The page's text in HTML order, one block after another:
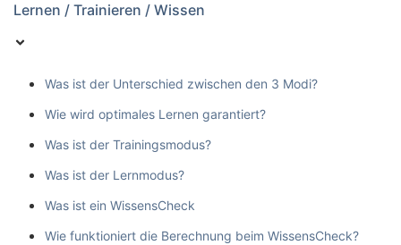
Lernen / Trainieren / Wissen
Was ist der Unterschied zwischen den 3 Modi?
Wie wird optimales Lernen garantiert?
Was ist der Trainingsmodus?
Was ist der Lernmodus?
Was ist ein WissensCheck
Wie funktioniert die Berechnung beim WissensCheck?